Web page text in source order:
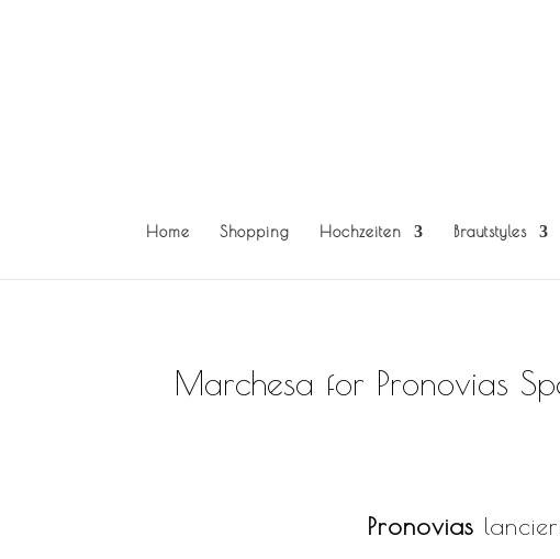
Home Shopping Hochzeiten Brautstyles
Marchesa for Pronovias
Pronovias